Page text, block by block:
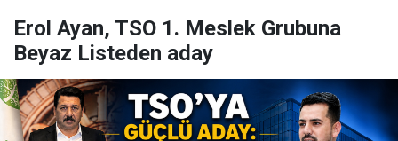
Erol Ayan, TSO 1. Meslek Grubuna
Beyaz Listeden aday